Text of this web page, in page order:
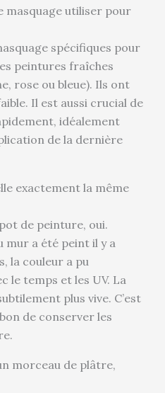
masquage utiliser pour
spécifiques pour
peintures fraîches
rose ou bleue). Ils ont
Il est aussi crucial de
idéalement
de la dernière
exactement la même
de peinture, oui.
mur a été peint il y a
la couleur a pu
le temps et les UV. La
plus vive. C’est
de conserver les
morceau de plâtre,